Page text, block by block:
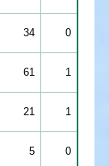
34 0
61 1
21 1
5 0